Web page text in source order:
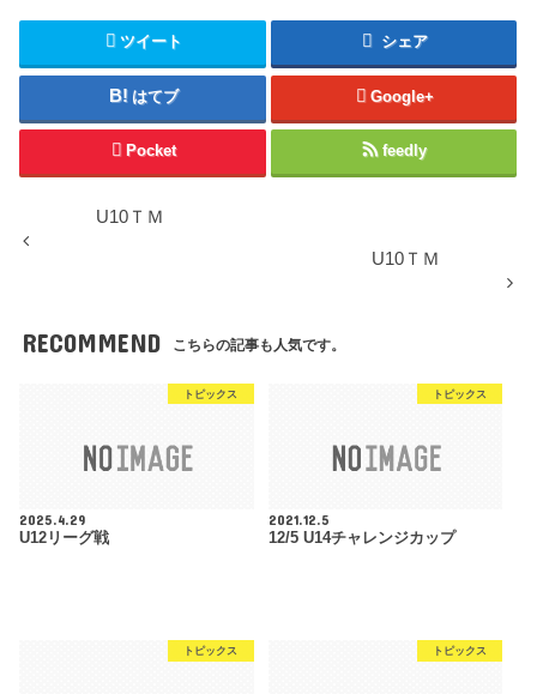
ツイート シェア
はてブ Google+
Pocket feedly
U10ＴＭ
U10ＴＭ
RECOMMEND こちらの記事も人気です。
トピックス
2025.4.29
U12リーグ戦
トピックス
2021.12.5
12/5 U14チャレンジカップ
トピックス トピックス